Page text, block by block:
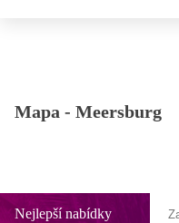
Mapa - Meersburg
Nejlepší nabídky